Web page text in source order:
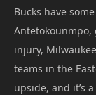
Bucks have
Antetokounmpo,
injury,
teams in the
upside, and it’s